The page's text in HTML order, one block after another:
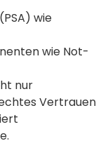
wie
wie Not-
nur
Vertrauen